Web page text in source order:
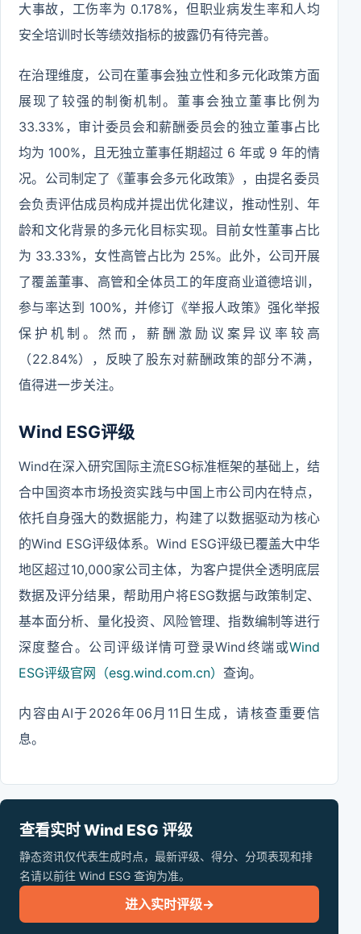
大事故，工伤率为 0.178%，但职业病发生率和人均
安全培训时长等绩效指标的披露仍有待完善。
在治理维度，公司在董事会独立性和多元化政策方面
展现了较强的制衡机制。董事会独立董事比例为
33.33%，审计委员会和薪酬委员会的独立董事占比
均为 100%，且无独立董事任期超过 6 年或 9 年的情
况。公司制定了《董事会多元化政策》，由提名委员
会负责评估成员构成并提出优化建议，推动性别、年
龄和文化背景的多元化目标实现。目前女性董事占比
为 33.33%，女性高管占比为 25%。此外，公司开展
了覆盖董事、高管和全体员工的年度商业道德培训，
参与率达到 100%，并修订《举报人政策》强化举报
保护机制。然而，薪酬激励议案异议率较高
（22.84%），反映了股东对薪酬政策的部分不满，
值得进一步关注。
Wind ESG评级
Wind在深入研究国际主流ESG标准框架的基础上，结
合中国资本市场投资实践与中国上市公司内在特点，
依托自身强大的数据能力，构建了以数据驱动为核心
的Wind ESG评级体系。Wind ESG评级已覆盖大中华
地区超过10,000家公司主体，为客户提供全透明底层
数据及评分结果，帮助用户将ESG数据与政策制定、
基本面分析、量化投资、风险管理、指数编制等进行
深度整合。公司评级详情可登录Wind终端或Wind
ESG评级官网（esg.wind.com.cn） 查询。
内容由AI于2026年06月11日生成，请核查重要信
息。
查看实时 Wind ESG 评级
静态资讯仅代表生成时点，最新评级、得分、分项表现和排
名请以前往 Wind ESG 查询为准。
进入实时评级→